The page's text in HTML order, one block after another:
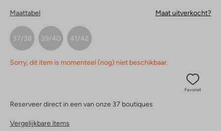
Maattabel Maat uitverkocht?
37/38 39/40 41/42
Sorry, dit item is momenteel (nog) niet beschikbaar.
Favoriet
Reserveer direct in een van onze 37 boutiques
Vergelijkbare items